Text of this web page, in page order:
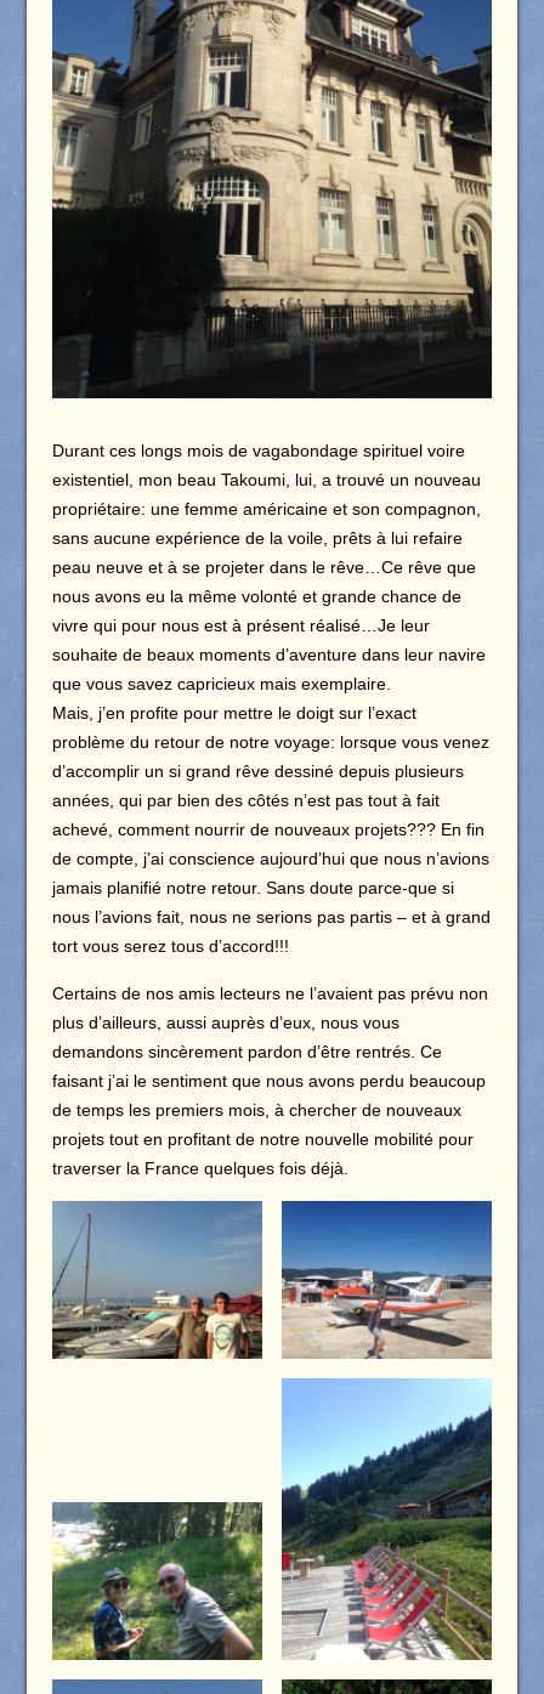
Durant ces longs mois de vagabondage spirituel voire
existentiel, mon beau Takoumi, lui, a trouvé un nouveau
propriétaire: une femme américaine et son compagnon,
sans aucune expérience de la voile, prêts à lui refaire
peau neuve et à se projeter dans le rêve…Ce rêve que
nous avons eu la même volonté et grande chance de
vivre qui pour nous est à présent réalisé…Je leur
souhaite de beaux moments d’aventure dans leur navire
que vous savez capricieux mais exemplaire.
Mais, j’en profite pour mettre le doigt sur l’exact
problème du retour de notre voyage: lorsque vous venez
d’accomplir un si grand rêve dessiné depuis plusieurs
années, qui par bien des côtés n’est pas tout à fait
achevé, comment nourrir de nouveaux projets??? En fin
de compte, j’ai conscience aujourd’hui que nous n’avions
jamais planifié notre retour. Sans doute parce-que si
nous l’avions fait, nous ne serions pas partis – et à grand
tort vous serez tous d’accord!!!
Certains de nos amis lecteurs ne l’avaient pas prévu non
plus d’ailleurs, aussi auprès d’eux, nous vous
demandons sincèrement pardon d’être rentrés. Ce
faisant j’ai le sentiment que nous avons perdu beaucoup
de temps les premiers mois, à chercher de nouveaux
projets tout en profitant de notre nouvelle mobilité pour
traverser la France quelques fois déjà.